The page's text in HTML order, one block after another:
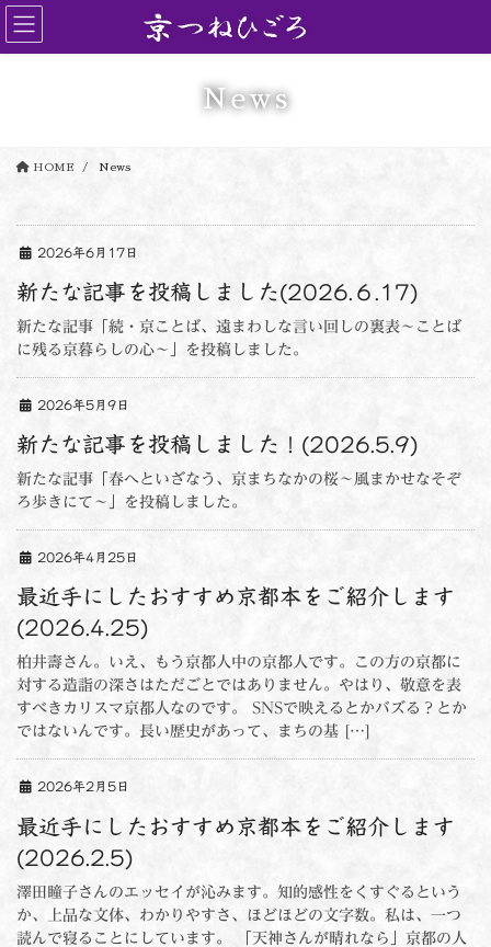
コ
ン
テ
ナ
ビ
ゲ
News
HOME News
2026年6月17日
新たな記事を投稿しました(2026.６.17)
新たな記事「続・京ことば、遠まわしな言い回しの裏表～ことば
に残る京暮らしの心～」を投稿しました。
2026年5月9日
新たな記事を投稿しました！(2026.5.9)
新たな記事「春へといざなう、京まちなかの桜～風まかせなそぞ
ろ歩きにて～」を投稿しました。
2026年4月25日
最近手にしたおすすめ京都本をご紹介します
(2026.4.25)
柏井壽さん。いえ、もう京都人中の京都人です。この方の京都に
対する造詣の深さはただごとではありません。やはり、敬意を表
すべきカリスマ京都人なのです。 SNSで映えるとかバズる？とか
ではないんです。長い歴史があって、まちの基 […]
2026年2月5日
最近手にしたおすすめ京都本をご紹介します
(2026.2.5)
澤田瞳子さんのエッセイが沁みます。知的感性をくすぐるという
か、上品な文体、わかりやすさ、ほどほどの文字数。私は、一つ
読んで寝ることにしています。 「天神さんが晴れなら」京都の人